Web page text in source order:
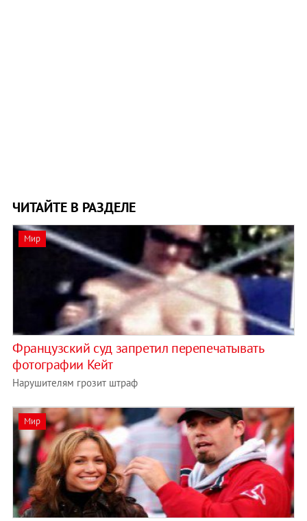
ЧИТАЙТЕ В РАЗДЕЛЕ
Мир
Французский суд запретил перепечатывать
фотографии Кейт
Нарушителям грозит штраф
Мир